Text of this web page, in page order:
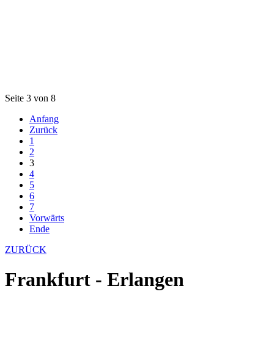
Seite 3 von 8
Anfang
Zurück
1
2
3
4
5
6
7
Vorwärts
Ende
ZURÜCK
Frankfurt - Erlangen